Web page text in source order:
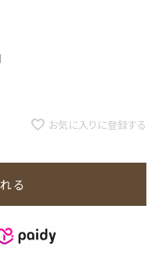
お気に入りに登録する
る